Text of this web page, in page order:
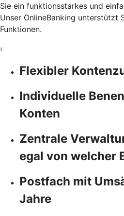
Sie ein funktionsstarkes und
Unser OnlineBanking unterstützt
Funktionen.
‹
Flexibler
Individuelle
Konten
Zentrale
egal von welcher
Postfach mit
Jahre